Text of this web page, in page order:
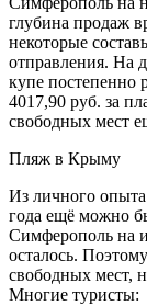
глубина продаж
некоторые
отправления. На
купе постепенно
4017,90 руб. за
свободных мест
Пляж в Крыму
Из личного опыта
года ещё можно
Симферополь на
осталось.
свободных мест,
Многие туристы: